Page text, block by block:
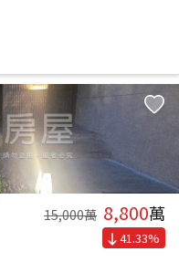
15,000萬 8,800萬
41.33%